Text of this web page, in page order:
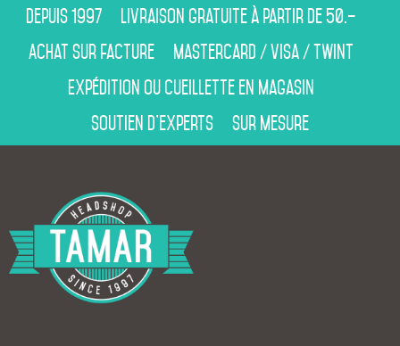
Depuis 1997
Livraison gratuite à partir de 50.–
Achat sur facture
Mastercard / Visa / Twint
Expédition ou cueillette en magasin
Soutien d’experts
Sur mesure